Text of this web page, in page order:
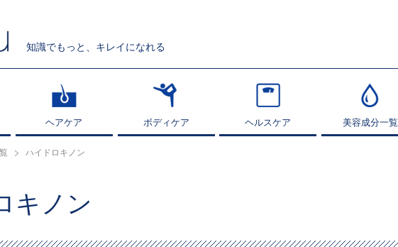
知識でもっと、キレイになれる
ヘアケア
ヘアケア ボディケア
ボディケア ヘルスケア
ヘルスケア 美容成分一覧
美容成分一覧
ハイドロキノン
キノン